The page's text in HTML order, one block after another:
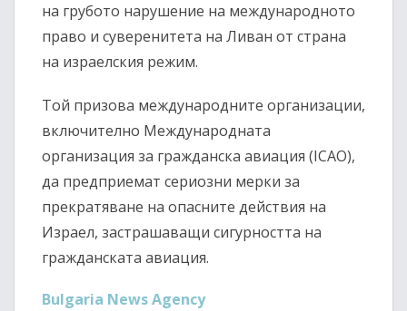
на грубото нарушение на международното
право и суверенитета на Ливан от страна
на израелския режим.
Той призова международните организации,
включително Международната
организация за гражданска авиация (ICAO),
да предприемат сериозни мерки за
прекратяване на опасните действия на
Израел, застрашаващи сигурността на
гражданската авиация.
Bulgaria News Agency